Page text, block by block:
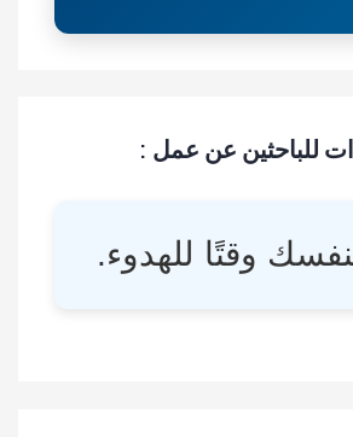
للباحثين عن عمل :
وقتًا للهدوء.